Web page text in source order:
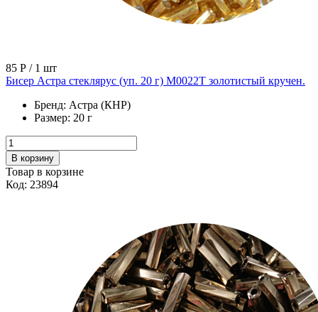
85 Р / 1 шт
Бисер Астра стеклярус (уп. 20 г) М0022Т золотистый кручен.
Бренд: Астра (КНР)
Размер: 20 г
В корзину
Товар в корзине
Код: 23894